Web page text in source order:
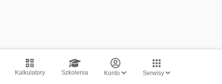
Kalkulatory Szkolenia Konto Serwisy